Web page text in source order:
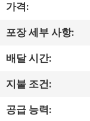
한
것
공
장
가격:
포장 세부 사항:
배달 시간:
지불 조건:
공급 능력: